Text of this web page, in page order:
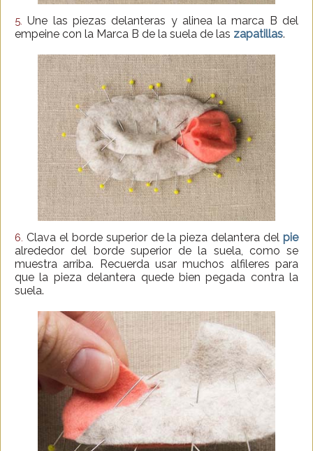
5. Une las piezas delanteras y alinea la marca B del
empeine con la Marca B de la suela de las zapatillas.
6. Clava el borde superior de la pieza delantera del pie
alrededor del borde superior de la suela, como se
muestra arriba. Recuerda usar muchos alfileres para
que la pieza delantera quede bien pegada contra la
suela.